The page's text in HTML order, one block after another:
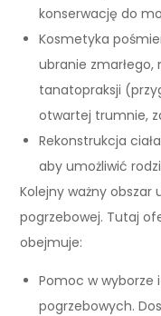
konserwację do
Kosmetyka
ubranie zmarłego,
tanatopraksji
otwartej trumnie,
Rekonstrukcja
aby umożliwić
Kolejny ważny obszar
pogrzebowej. Tutaj
obejmuje:
Pomoc w wyborze
pogrzebowych.